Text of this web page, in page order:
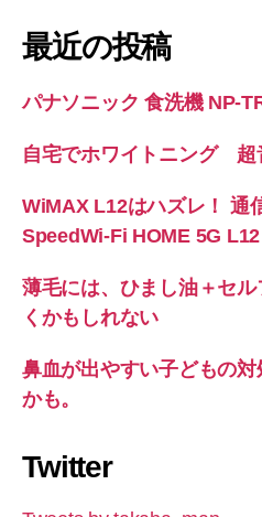
最近の投稿
パナソニック 食洗機 NP-
自宅でホワイトニング 超
WiMAX L12はハズレ！ 通
SpeedWi-Fi HOME 5G L12
薄毛には、ひまし油＋セ
くかもしれない
鼻血が出やすい子どもの
かも。
Twitter